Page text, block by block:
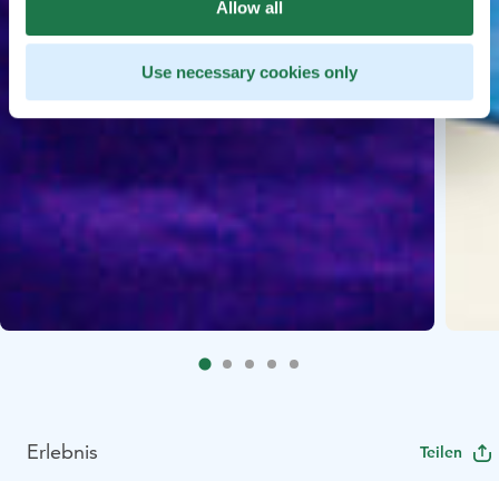
Allow all
Use necessary cookies only
Erlebnis Teilen